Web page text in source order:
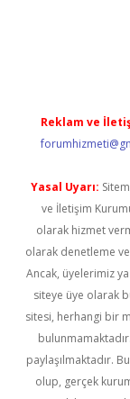
Reklam ve
Yasal Uyarı:
ve İletişim
olarak hizmet
olarak denetleme
Ancak, üyelerimiz
siteye üye olarak
sitesi, herhangi bir
paylaşılmaktadır.
olup, gerçek